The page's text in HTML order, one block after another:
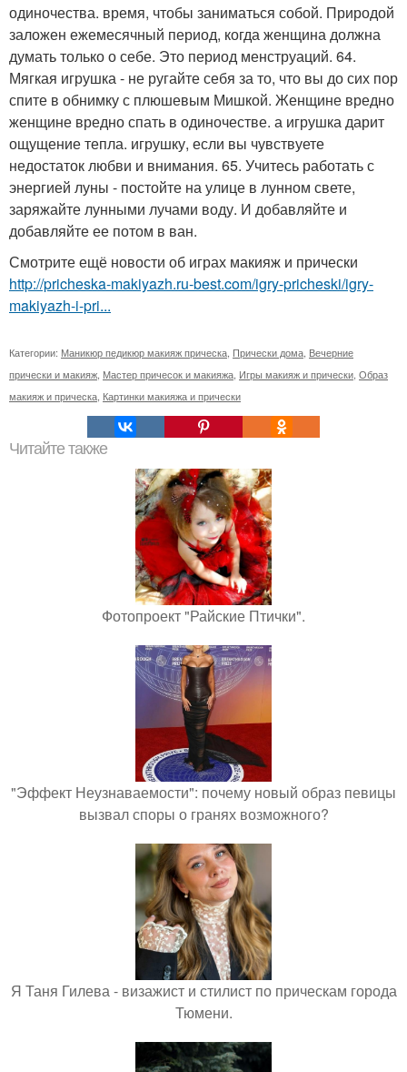
одиночества. время, чтобы заниматься собой. Природой
заложен ежемесячный период, когда женщина должна
думать только о себе. Это период менструаций. 64.
Мягкая игрушка - не ругайте себя за то, что вы до сих пор
спите в обнимку с плюшевым Мишкой. Женщине вредно
женщине вредно спать в одиночестве. а игрушка дарит
ощущение тепла. игрушку, если вы чувствуете
недостаток любви и внимания. 65. Учитесь работать с
энергией луны - постойте на улице в лунном свете,
заряжайте лунными лучами воду. И добавляйте и
добавляйте ее потом в ван.
Смотрите ещё новости об играх макияж и прически
http://pricheska-makiyazh.ru-best.com/igry-pricheski/igry-
makiyazh-i-pri...
Категории: Маникюр педикюр макияж прическа Прически дома Вечерние
прически и макияж Мастер причесок и макияжа Игры макияж и прически Образ
макияж и прическа Картинки макияжа и прически
Читайте также
Фотопроект "Райские Птички".
"Эффект Неузнаваемости": почему новый образ певицы
вызвал споры о гранях возможного?
Я Таня Гилева - визажист и стилист по прическам города
Тюмени.